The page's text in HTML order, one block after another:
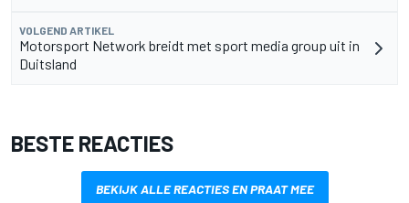
VOLGEND ARTIKEL
Motorsport Network breidt met sport media group uit in
Duitsland
BESTE REACTIES
BEKIJK ALLE REACTIES EN PRAAT MEE